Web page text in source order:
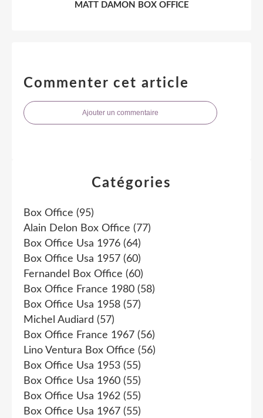
MATT DAMON BOX OFFICE
Commenter cet article
Ajouter un commentaire
Catégories
Box Office (95)
Alain Delon Box Office (77)
Box Office Usa 1976 (64)
Box Office Usa 1957 (60)
Fernandel Box Office (60)
Box Office France 1980 (58)
Box Office Usa 1958 (57)
Michel Audiard (57)
Box Office France 1967 (56)
Lino Ventura Box Office (56)
Box Office Usa 1953 (55)
Box Office Usa 1960 (55)
Box Office Usa 1962 (55)
Box Office Usa 1967 (55)